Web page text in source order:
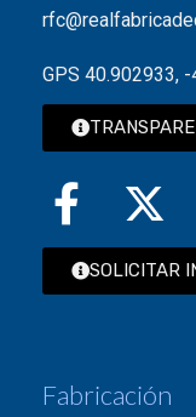
GPS 40.902933,
SOLICITAR
Fabricación